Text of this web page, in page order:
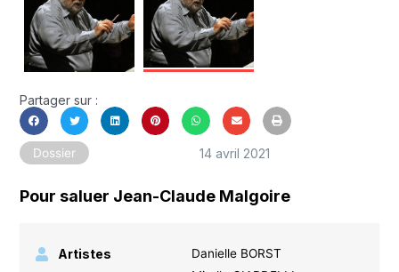
Partager sur :
Dossier 14 avril 2021
Pour saluer Jean-Claude Malgoire
Artistes
Danielle BORST